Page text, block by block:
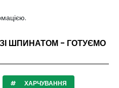
ШПИНАТОМ - ГОТУЄМО
ХАРЧУВАННЯ